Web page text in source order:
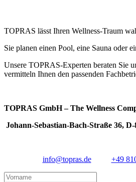
TOPRAS lässt Ihren Wellness-Traum
Sie planen einen Pool, eine Sauna oder
Unsere TOPRAS-Experten beraten Sie
vermitteln Ihnen den passenden
TOPRAS GmbH – The Wellness
Johann-Sebastian-Bach-Straße 36,
info@topras.de +49